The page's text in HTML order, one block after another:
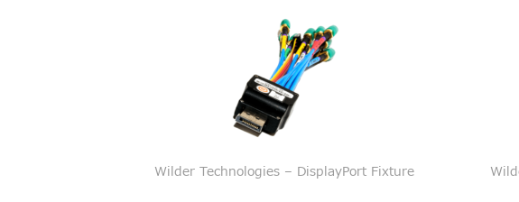
Wilder Technologies – DisplayPort Fixture